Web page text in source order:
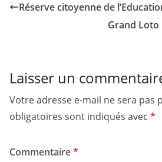
Réserve citoyenne de
Grand
Laisser un
Votre adresse e-mail ne sera pas
obligatoires sont indiqués avec *
Commentaire*